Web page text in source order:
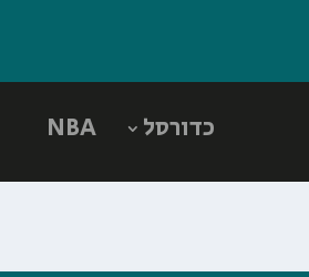
כדורסל NBA